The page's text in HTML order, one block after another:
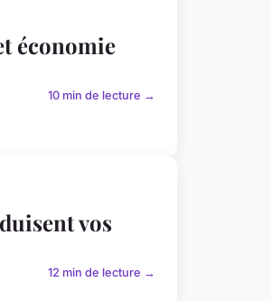
économie
10 min de lecture →
vos
12 min de lecture →